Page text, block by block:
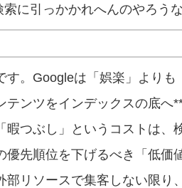
に引っかかれへんのやろうな
す。Googleは「娯楽」より
テンツをインデックスの底へ
暇つぶし」というコストは、
優先順位を下げるべき「低価
部リソースで集客しない限り